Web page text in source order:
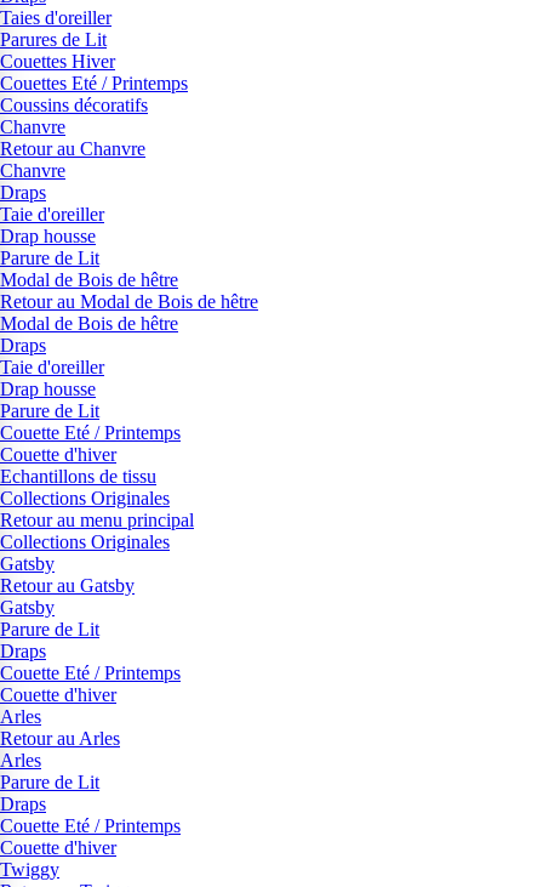
Taies d'oreiller
Parures de Lit
Couettes Hiver
Couettes Eté / Printemps
Coussins décoratifs
Chanvre
Retour au Chanvre
Chanvre
Draps
Taie d'oreiller
Drap housse
Parure de Lit
Modal de Bois de hêtre
Retour au Modal de Bois de hêtre
Modal de Bois de hêtre
Draps
Taie d'oreiller
Drap housse
Parure de Lit
Couette Eté / Printemps
Couette d'hiver
Echantillons de tissu
Collections Originales
Retour au menu principal
Collections Originales
Gatsby
Retour au Gatsby
Gatsby
Parure de Lit
Draps
Couette Eté / Printemps
Couette d'hiver
Arles
Retour au Arles
Arles
Parure de Lit
Draps
Couette Eté / Printemps
Couette d'hiver
Twiggy